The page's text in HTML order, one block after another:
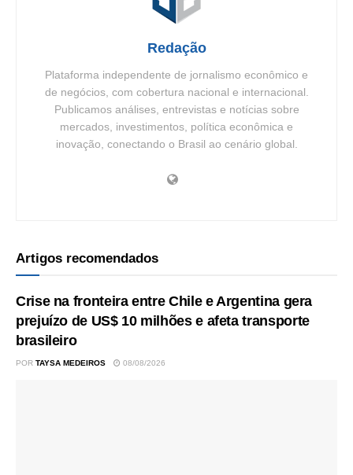
Redação
Plataforma independente de jornalismo econômico e
de negócios, com cobertura nacional e internacional.
Publicamos análises, entrevistas e notícias sobre
mercados, investimentos, política econômica e
inovação, conectando o Brasil ao cenário global.
Artigos recomendados
Crise na fronteira entre Chile e Argentina gera
prejuízo de US$ 10 milhões e afeta transporte
brasileiro
POR TAYSA MEDEIROS 08/08/2026